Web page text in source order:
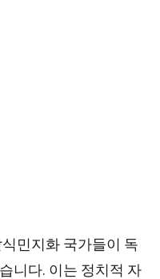
식민지화 국가들이 독
니다. 이는 정치적 자